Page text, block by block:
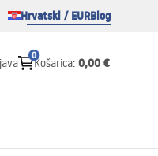
Hrvatski / EURBlog
0
Košarica: 0,00 €